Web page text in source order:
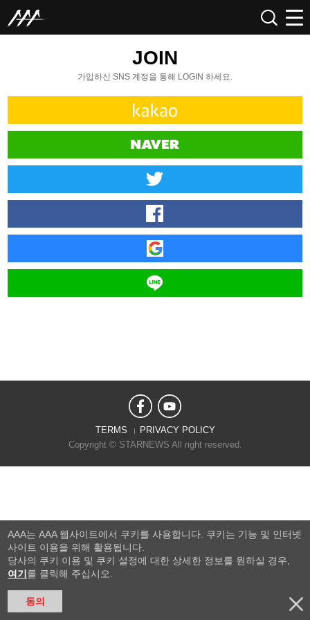
JOIN
가입하신 SNS 계정을 통해 LOGIN 하세요.
TERMS
PRIVACY POLICY
Copyright © STARNEWS All right reserved.
AAA는 AAA 웹사이트에서 쿠키를 사용합니다. 쿠키는 기능 및 인터넷
사이트 이용을 위해 활용됩니다.
당사의 쿠키 이용 및 쿠키 설정에 대한 상세한 정보를 원하실 경우,
여기 를 클릭해 주십시오.
동의